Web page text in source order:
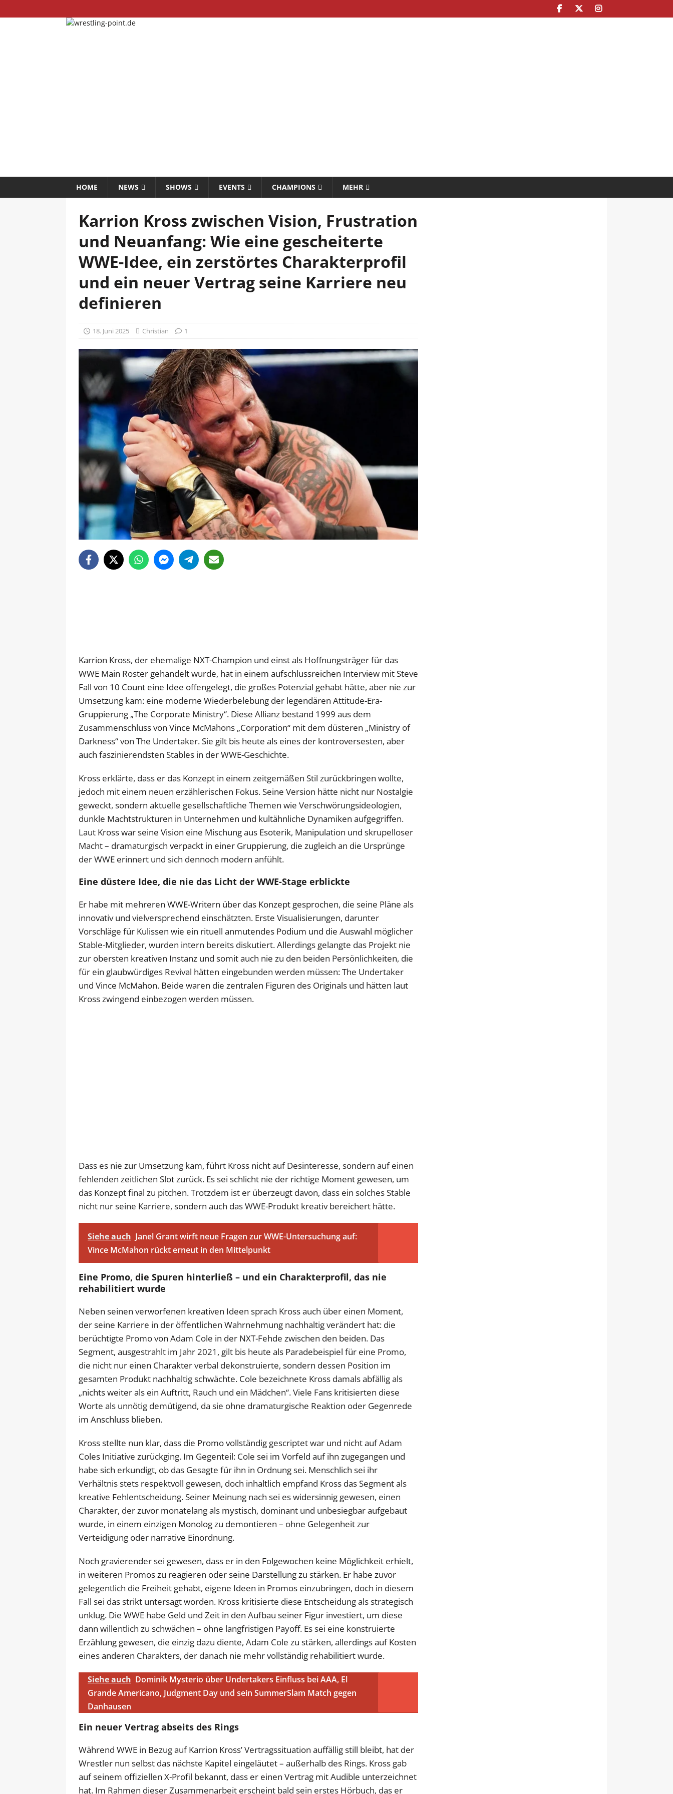
HOME NEWS SHOWS EVENTS CHAMPIONS MEHR
Karrion Kross zwischen Vision, Frustration
und Neuanfang: Wie eine gescheiterte
WWE-Idee, ein zerstörtes Charakterprofil
und ein neuer Vertrag seine Karriere neu
definieren
18. Juni 2025 Christian 1
Karrion Kross, der ehemalige NXT-Champion und einst als Hoffnungsträger für das
WWE Main Roster gehandelt wurde, hat in einem aufschlussreichen Interview mit Steve
Fall von 10 Count eine Idee offengelegt, die großes Potenzial gehabt hätte, aber nie zur
Umsetzung kam: eine moderne Wiederbelebung der legendären Attitude-Era-
Gruppierung „The Corporate Ministry“. Diese Allianz bestand 1999 aus dem
Zusammenschluss von Vince McMahons „Corporation“ mit dem düsteren „Ministry of
Darkness“ von The Undertaker. Sie gilt bis heute als eines der kontroversesten, aber
auch faszinierendsten Stables in der WWE-Geschichte.
Kross erklärte, dass er das Konzept in einem zeitgemäßen Stil zurückbringen wollte,
jedoch mit einem neuen erzählerischen Fokus. Seine Version hätte nicht nur Nostalgie
geweckt, sondern aktuelle gesellschaftliche Themen wie Verschwörungsideologien,
dunkle Machtstrukturen in Unternehmen und kultähnliche Dynamiken aufgegriffen.
Laut Kross war seine Vision eine Mischung aus Esoterik, Manipulation und skrupelloser
Macht – dramaturgisch verpackt in einer Gruppierung, die zugleich an die Ursprünge
der WWE erinnert und sich dennoch modern anfühlt.
Eine düstere Idee, die nie das Licht der WWE-Stage erblickte
Er habe mit mehreren WWE-Writern über das Konzept gesprochen, die seine Pläne als
innovativ und vielversprechend einschätzten. Erste Visualisierungen, darunter
Vorschläge für Kulissen wie ein rituell anmutendes Podium und die Auswahl möglicher
Stable-Mitglieder, wurden intern bereits diskutiert. Allerdings gelangte das Projekt nie
zur obersten kreativen Instanz und somit auch nie zu den beiden Persönlichkeiten, die
für ein glaubwürdiges Revival hätten eingebunden werden müssen: The Undertaker
und Vince McMahon. Beide waren die zentralen Figuren des Originals und hätten laut
Kross zwingend einbezogen werden müssen.
Dass es nie zur Umsetzung kam, führt Kross nicht auf Desinteresse, sondern auf einen
fehlenden zeitlichen Slot zurück. Es sei schlicht nie der richtige Moment gewesen, um
das Konzept final zu pitchen. Trotzdem ist er überzeugt davon, dass ein solches Stable
nicht nur seine Karriere, sondern auch das WWE-Produkt kreativ bereichert hätte.
Siehe auch Janel Grant wirft neue Fragen zur WWE-Untersuchung auf:
Vince McMahon rückt erneut in den Mittelpunkt
Eine Promo, die Spuren hinterließ – und ein Charakterprofil, das nie
rehabilitiert wurde
Neben seinen verworfenen kreativen Ideen sprach Kross auch über einen Moment,
der seine Karriere in der öffentlichen Wahrnehmung nachhaltig verändert hat: die
berüchtigte Promo von Adam Cole in der NXT-Fehde zwischen den beiden. Das
Segment, ausgestrahlt im Jahr 2021, gilt bis heute als Paradebeispiel für eine Promo,
die nicht nur einen Charakter verbal dekonstruierte, sondern dessen Position im
gesamten Produkt nachhaltig schwächte. Cole bezeichnete Kross damals abfällig als
„nichts weiter als ein Auftritt, Rauch und ein Mädchen“. Viele Fans kritisierten diese
Worte als unnötig demütigend, da sie ohne dramaturgische Reaktion oder Gegenrede
im Anschluss blieben.
Kross stellte nun klar, dass die Promo vollständig gescriptet war und nicht auf Adam
Coles Initiative zurückging. Im Gegenteil: Cole sei im Vorfeld auf ihn zugegangen und
habe sich erkundigt, ob das Gesagte für ihn in Ordnung sei. Menschlich sei ihr
Verhältnis stets respektvoll gewesen, doch inhaltlich empfand Kross das Segment als
kreative Fehlentscheidung. Seiner Meinung nach sei es widersinnig gewesen, einen
Charakter, der zuvor monatelang als mystisch, dominant und unbesiegbar aufgebaut
wurde, in einem einzigen Monolog zu demontieren – ohne Gelegenheit zur
Verteidigung oder narrative Einordnung.
Noch gravierender sei gewesen, dass er in den Folgewochen keine Möglichkeit erhielt,
in weiteren Promos zu reagieren oder seine Darstellung zu stärken. Er habe zuvor
gelegentlich die Freiheit gehabt, eigene Ideen in Promos einzubringen, doch in diesem
Fall sei das strikt untersagt worden. Kross kritisierte diese Entscheidung als strategisch
unklug. Die WWE habe Geld und Zeit in den Aufbau seiner Figur investiert, um diese
dann willentlich zu schwächen – ohne langfristigen Payoff. Es sei eine konstruierte
Erzählung gewesen, die einzig dazu diente, Adam Cole zu stärken, allerdings auf Kosten
eines anderen Charakters, der danach nie mehr vollständig rehabilitiert wurde.
Siehe auch Dominik Mysterio über Undertakers Einfluss bei AAA, El
Grande Americano, Judgment Day und sein SummerSlam Match gegen
Danhausen
Ein neuer Vertrag abseits des Rings
Während WWE in Bezug auf Karrion Kross’ Vertragssituation auffällig still bleibt, hat der
Wrestler nun selbst das nächste Kapitel eingeläutet – außerhalb des Rings. Kross gab
auf seinem offiziellen X-Profil bekannt, dass er einen Vertrag mit Audible unterzeichnet
hat. Im Rahmen dieser Zusammenarbeit erscheint bald sein erstes Hörbuch, das er